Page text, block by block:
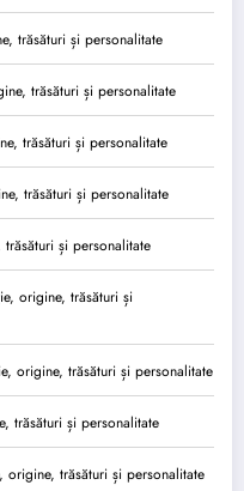
trăsături și personalitate
trăsături și personalitate
trăsături și personalitate
trăsături și personalitate
și personalitate
origine, trăsături și
origine, trăsături și personalitate
trăsături și personalitate
origine, trăsături și personalitate